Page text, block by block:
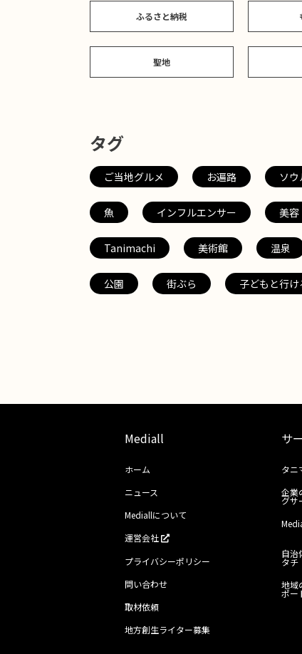
ふるさと納税
聖地
タグ
ご当地グルメ お遍路 ソ
魚 インフルエンサー 美容
Tanimachi 美術館 温泉
公園 街ぶら 子どもと行け
Mediall
ホーム
ニュース
Mediallについて
運営会社
プライバシーポリシー
問い合わせ
取材依頼
地方創生ライター募集
サ
タニ
企業
グサ
自治
タチ
地域
ポー